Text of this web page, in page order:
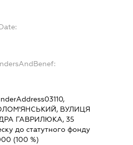
03110,
ВУЛИЦЯ
ГАВРИЛЮКА, 35
до статутного фонду
(100 %)